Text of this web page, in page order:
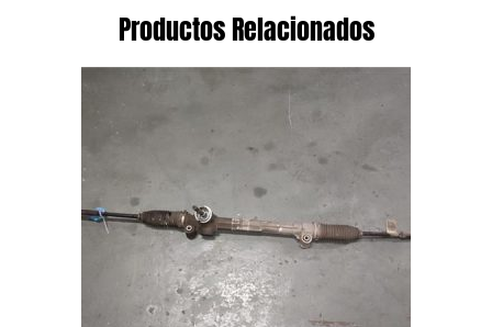
Productos Relacionados